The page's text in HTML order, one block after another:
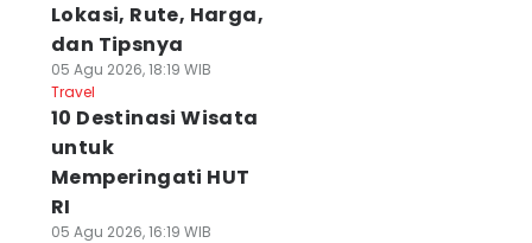
Lokasi, Rute, Harga,
dan Tipsnya
05 Agu 2026, 18:19 WIB
Travel
10 Destinasi Wisata
untuk
Memperingati HUT
RI
05 Agu 2026, 16:19 WIB